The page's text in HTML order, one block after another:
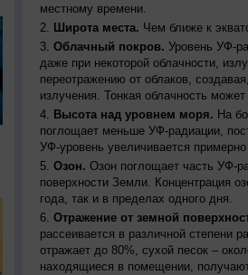
местному времени.
Широта места. Чем ближе к
Облачный покров. Уровень УФ-
даже при некоторой облачности,
переотражению от облаков,
излучения. Тонкая облачность
Высота над уровнем моря. На
поглощает меньше УФ-радиации,
УФ-уровень увеличивается
Озон. Озон поглощает часть УФ-
поверхности Земли. Концентрация
года, так и в пределах одного дня.
Отражение от земной
рассеивается в различной степени
отражает до 80%, сухой песок –
находящиеся в помещении,